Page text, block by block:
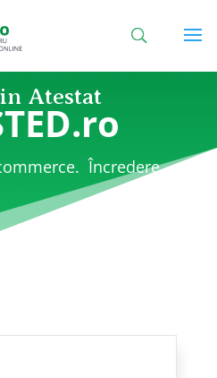
Atestat
Încredere.